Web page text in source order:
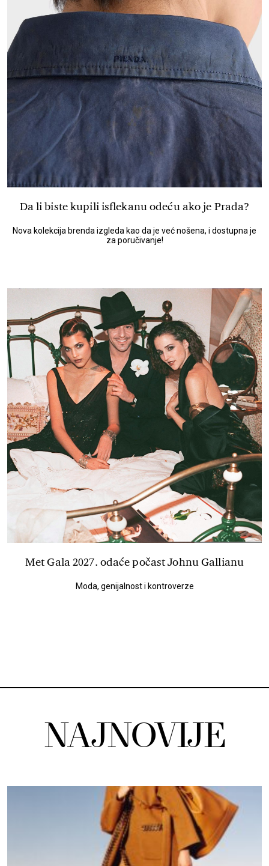
Da li biste kupili isflekanu odeću ako je Prada?
Nova kolekcija brenda izgleda kao da je već nošena, i dostupna je
za poručivanje!
Met Gala 2027. odaće počast Johnu Gallianu
Moda, genijalnost i kontroverze
NAJNOVIJE